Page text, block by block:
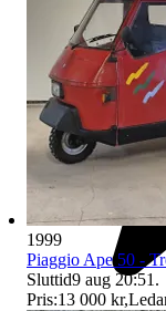
1999
Piaggio Ape 50 -
Sluttid9 aug 20:51 .
Pris:13 000 kr,